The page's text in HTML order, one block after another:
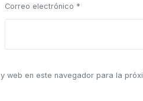
Correo electrónico *
web en este navegador para la